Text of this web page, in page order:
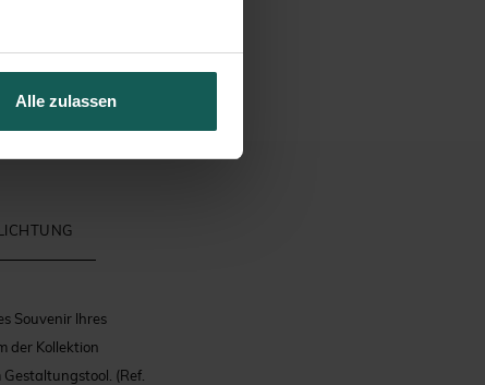
Alle zulassen
Souvenir Ihres
der Kollektion
(Ref.